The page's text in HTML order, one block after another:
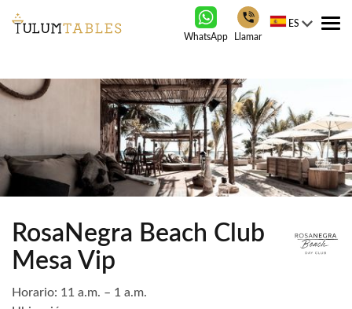
WhatsApp Llamar
ES
RosaNegra Beach Club
Mesa Vip
Horario: 11 a.m. – 1 a.m.